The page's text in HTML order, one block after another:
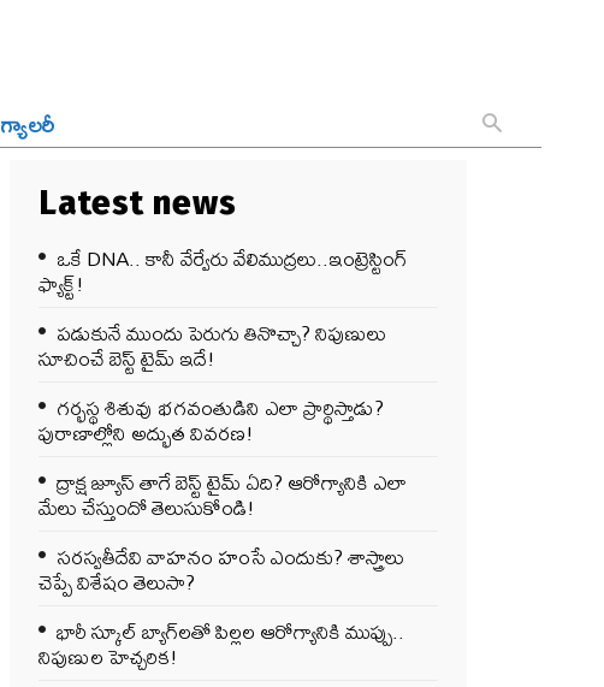
గ్యాలరీ
Latest news
ఒకే DNA.. కానీ వేర్వేరు వేలిముద్రలు..ఇంట్రెస్టింగ్
ఫ్యాక్ట్!
పడుకునే ముందు పెరుగు తినొచ్చా? నిపుణులు
సూచించే బెస్ట్ టైమ్ ఇదే!
గర్భస్థ శిశువు భగవంతుడిని ఎలా ప్రార్థిస్తాడు?
పురాణాల్లోని అద్భుత వివరణ!
ద్రాక్ష జ్యూస్ తాగే బెస్ట్ టైమ్ ఏది? ఆరోగ్యానికి ఎలా
మేలు చేస్తుందో తెలుసుకోండి!
సరస్వతీదేవి వాహనం హంసే ఎందుకు? శాస్త్రాలు
చెప్పే విశేషం తెలుసా?
భారీ స్కూల్ బ్యాగ్‌లతో పిల్లల ఆరోగ్యానికి ముప్పు..
నిపుణుల హెచ్చరిక!